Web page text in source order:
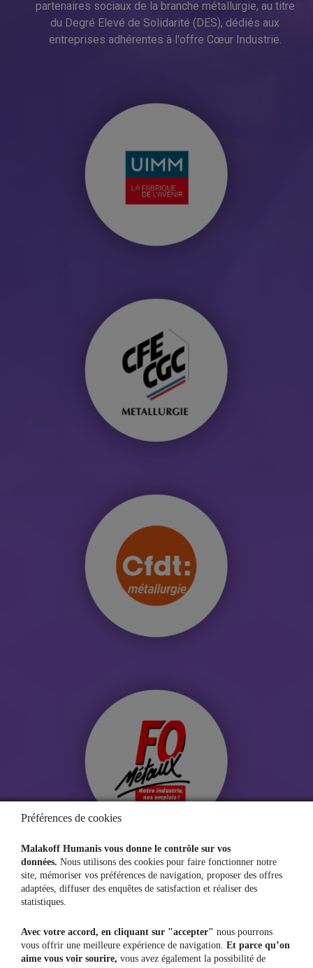
partenaires sociaux de la branche métallurgie, au titre
du Degré Elevé de Solidarité (DES), dédiés aux
entreprises adhérentes à l'offre Cœur Industrie.
Préférences de cookies
Malakoff Humanis vous donne le contrôle sur vos
données. Nous utilisons des cookies pour faire fonctionner notre
site, mémoriser vos préférences de navigation, proposer des offres
adaptées, diffuser des enquêtes de satisfaction et réaliser des
statistiques.
Avec votre accord, en cliquant sur "accepter" nous pourrons
vous offrir une meilleure expérience de navigation. Et parce qu’on
aime vous voir sourire, vous avez également la possibilité de